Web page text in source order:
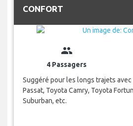
CONFORT
group
4 Passagers
Suggéré pour les longs trajets
Passat, Toyota Camry, Toyota
Suburban, etc.